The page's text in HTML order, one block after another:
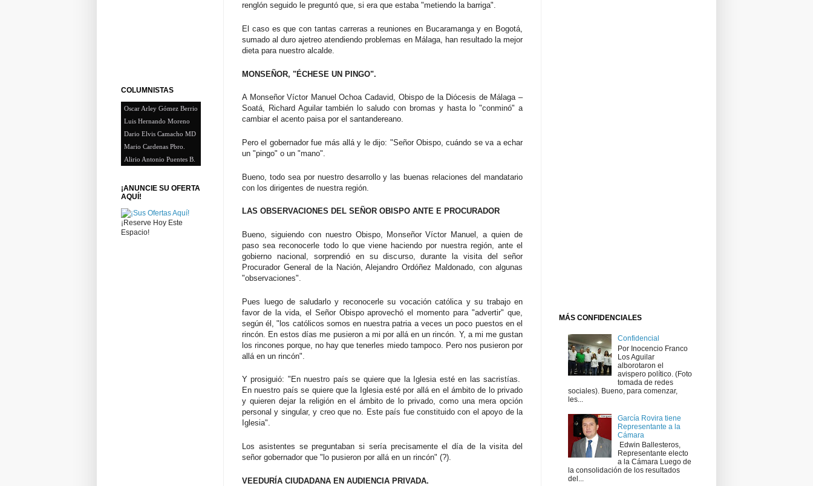
renglón seguido le preguntó que, si era que estaba "metiendo la barriga".
El caso es que con tantas carreras a reuniones en Bucaramanga y en Bogotá,
sumado al duro ajetreo atendiendo problemas en Málaga, han resultado la mejor
dieta para nuestro alcalde.
MONSEÑOR, "ÉCHESE UN PINGO".
A Monseñor Víctor Manuel Ochoa Cadavid, Obispo de la Diócesis de Málaga –
Soatá, Richard Aguilar también lo saludo con bromas y hasta lo "conminó" a
cambiar el acento paisa por el santandereano.
Pero el gobernador fue más allá y le dijo: "Señor Obispo, cuándo se va a echar
un "pingo" o un "mano".
Bueno, todo sea por nuestro desarrollo y las buenas relaciones del mandatario
con los dirigentes de nuestra región.
LAS OBSERVACIONES DEL SEÑOR OBISPO ANTE E PROCURADOR
Bueno, siguiendo con nuestro Obispo, Monseñor Víctor Manuel, a quien de
paso sea reconocerle todo lo que viene haciendo por nuestra región, ante el
gobierno nacional, sorprendió en su discurso, durante la visita del señor
Procurador General de la Nación, Alejandro Ordóñez Maldonado, con algunas
"observaciones".
Pues luego de saludarlo y reconocerle su vocación católica y su trabajo en
favor de la vida, el Señor Obispo aprovechó el momento para "advertir" que,
según él, "los católicos somos en nuestra patria a veces un poco puestos en el
rincón. En estos días me pusieron a mi por allá en un rincón. Y, a mi me gustan
los rincones porque, no hay que tenerles miedo tampoco. Pero nos pusieron por
allá en un rincón".
Y prosiguió: "En nuestro país se quiere que la Iglesia esté en las sacristías.
En nuestro país se quiere que la Iglesia esté por allá en el ámbito de lo privado
y quieren dejar la religión en el ámbito de lo privado, como una mera opción
personal y singular, y creo que no. Este país fue constituido con el apoyo de la
Iglesia".
Los asistentes se preguntaban si sería precisamente el día de la visita del
señor gobernador que "lo pusieron por allá en un rincón" (?).
VEEDURÍA CIUDADANA EN AUDIENCIA PRIVADA.
COLUMNISTAS
Oscar Arley Gómez Berrio
Luis Hernando Moreno
Dario Elvis Camacho MD
Mario Cardenas Pbro.
Alirio Antonio Puentes B.
¡ANUNCIE SU OFERTA
AQUÍ!
¡Reserve Hoy Este
Espacio!
MÁS CONFIDENCIALES
Confidencial
Por Inocencio Franco ​
Los Aguilar
alborotaron el
avispero político. (Foto
tomada de redes
sociales). Bueno, para comenzar,
les...
García Rovira tiene
Representante a la
Cámara
​ Edwin Ballesteros,
Representante electo
a la Cámara Luego de
la consolidación de los resultados
del...